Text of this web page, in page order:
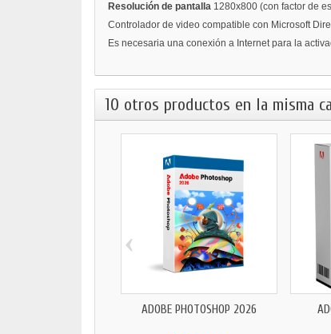
Resolución de pantalla 1280x800 (con factor de
Controlador de video compatible con Microsoft
Es necesaria una conexión a Internet para la
10 otros productos en la misma
ADOBE PHOTOSHOP 2026
‹